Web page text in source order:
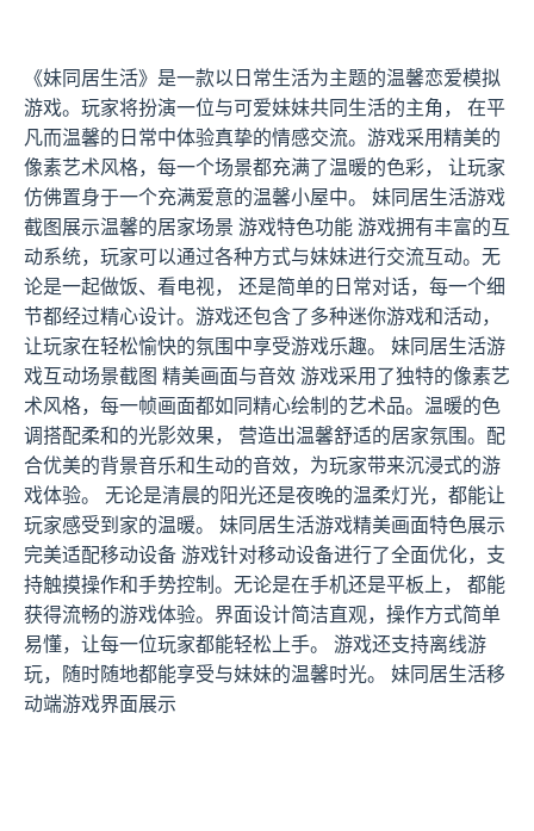
《妹同居生活》是一款以日常生活为主题的温馨恋爱模拟
游戏。玩家将扮演一位与可爱妹妹共同生活的主角， 在平
凡而温馨的日常中体验真挚的情感交流。游戏采用精美的
像素艺术风格，每一个场景都充满了温暖的色彩， 让玩家
仿佛置身于一个充满爱意的温馨小屋中。 妹同居生活游戏
截图展示温馨的居家场景 游戏特色功能 游戏拥有丰富的互
动系统，玩家可以通过各种方式与妹妹进行交流互动。无
论是一起做饭、看电视， 还是简单的日常对话，每一个细
节都经过精心设计。游戏还包含了多种迷你游戏和活动，
让玩家在轻松愉快的氛围中享受游戏乐趣。 妹同居生活游
戏互动场景截图 精美画面与音效 游戏采用了独特的像素艺
术风格，每一帧画面都如同精心绘制的艺术品。温暖的色
调搭配柔和的光影效果， 营造出温馨舒适的居家氛围。配
合优美的背景音乐和生动的音效，为玩家带来沉浸式的游
戏体验。 无论是清晨的阳光还是夜晚的温柔灯光，都能让
玩家感受到家的温暖。 妹同居生活游戏精美画面特色展示
完美适配移动设备 游戏针对移动设备进行了全面优化，支
持触摸操作和手势控制。无论是在手机还是平板上， 都能
获得流畅的游戏体验。界面设计简洁直观，操作方式简单
易懂，让每一位玩家都能轻松上手。 游戏还支持离线游
玩，随时随地都能享受与妹妹的温馨时光。 妹同居生活移
动端游戏界面展示